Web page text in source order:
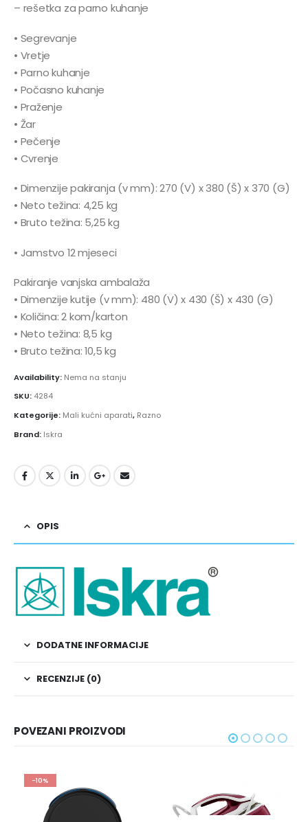
– rešetka za parno kuhanje
• Segrevanje
• Vretje
• Parno kuhanje
• Počasno kuhanje
• Praženje
• Žar
• Pečenje
• Cvrenje
• Dimenzije pakiranja (v mm): 270 (V) x 380 (Š) x 370 (G)
• Neto težina: 4,25 kg
• Bruto težina: 5,25 kg
• Jamstvo 12 mjeseci
Pakiranje vanjska ambalaža
• Dimenzije kutije (v mm): 480 (V) x 430 (Š) x 430 (G)
• Količina: 2 kom/karton
• Neto težina: 8,5 kg
• Bruto težina: 10,5 kg
Availability: Nema na stanju
SKU: 4284
Kategorije: Mali kućni aparati, Razno
Brand: Iskra
OPIS
DODATNE INFORMACIJE
RECENZIJE (0)
POVEZANI PROIZVODI